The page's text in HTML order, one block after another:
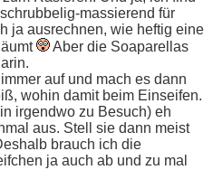
massierend für
ja ausrechnen, wie heftig eine
Aber die Soaparellas
auf und mach es dann
wohin damit beim Einseifen.
irgendwo zu Besuch) eh
aus. Stell sie dann meist
brauch ich die
ja auch ab und zu mal